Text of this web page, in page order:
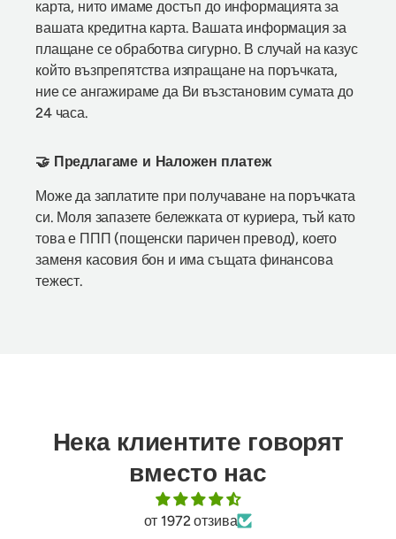
карта, нито имаме достъп до информацията за
вашата кредитна карта. Вашата информация за
плащане се обработва сигурно. В случай на казус
който възпрепятства изпращане на поръчката,
ние се ангажираме да Ви възстановим сумата до
24 часа.
🤝 Предлагаме и Наложен платеж
Може да заплатите при получаване на поръчката
си. Моля запазете бележката от куриера, тъй като
това е ППП (пощенски паричен превод), което
заменя касовия бон и има същата финансова
тежест.
Нека клиентите говорят
вместо нас
от 1972 отзива